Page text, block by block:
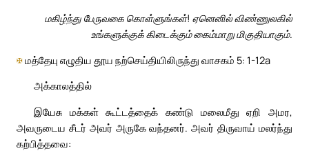
மகிழ்ந்து பேருவகை கொள்ளுங்கள்! ஏனெனில் விண்ணுலகில்
உங்களுக்குக் கிடைக்கும் கைம்மாறு மிகுதியாகும்.
✠மத்தேயு எழுதிய தூய நற்செய்தியிலிருந்து வாசகம் 5: 1-12a
அக்காலத்தில்
இயேசு மக்கள் கூட்டத்தைக் கண்டு மலைமீது ஏறி அமர,
அவருடைய சீடர் அவர் அருகே வந்தனர். அவர் திருவாய் மலர்ந்து
கற்பித்தவை: